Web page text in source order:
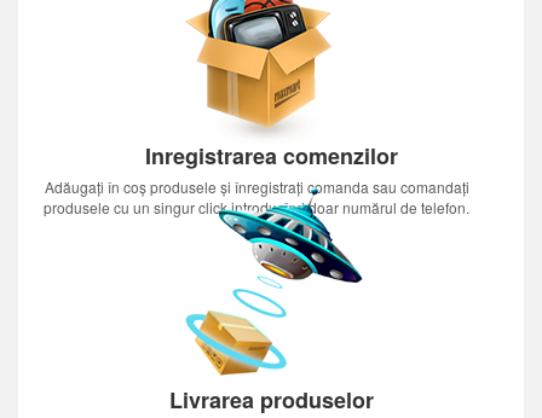
Inregistrarea comenzilor
Adăugați în coș produsele și înregistrați comanda sau comandați
produsele cu un singur click introducînd doar numărul de telefon.
Livrarea produselor